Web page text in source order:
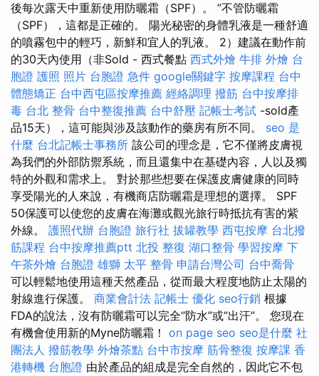
後每次露天中重新使用防曬霜（SPF）。 ”不管防曬霜
（SPF），這都是正確的。 陽光秘密的身體乳液是一種舒適
的噴霧包中的輕巧，新鮮和宜人的乳液。 2）建議在動作前
的30天內使用（非Sold - 西式餐點 西式外燴 牛排 外燴 台
胞證 護照 照片 台胞證 急件 google關鍵字 按摩課程 台中
體態矯正 台中西屯區按摩推薦 經絡調理 撥筋 台中按摩排
毒 台北 整骨 台中整復推薦 台中舒壓 記帳士考試 -sold產
品15天），這可能與涉及該動作的藥房有所不同。 seo 是
什麼 台北記帳士事務所 該公司的理念是，它不僅將皮膚視
為我們的外部防禦系統，而且還集中在基礎內容，人以及獨
特的外觀和需求上。 對於那些想要在保護皮膚健康的同時
享受陽光的人來說，有機商店防曬霜是理想的選擇。 SPF
50保護可以使您的皮膚在海灘或觀光旅行時抵抗有害的紫
外線。 護照代辦 台胞證 旅行社 拔罐教學 西屯按摩 台北撥
筋課程 台中按摩推薦ptt 北投 整復 湖口整骨 學習按摩 下
午茶外燴 台胞證 雄獅 太平 整骨 申請台灣公司 台中喬骨
可以輕鬆地使用這種天然產品，從而最大程度地防止太陽的
射線進行保護。 商業會計法 記帳士 優化 seo行銷 根據
FDA的說法，沒有防曬霜可以完全“防水”或“出汗”。 您現在
有機會使用新的Myne防曬霜！ on page seo seo是什麼 社
團法人 撥筋教學 外燴茶點 台中市按摩 筋骨整復 按摩課 香
港轉機 台胞證 由於產品的組成是完全自然的，因此它不包